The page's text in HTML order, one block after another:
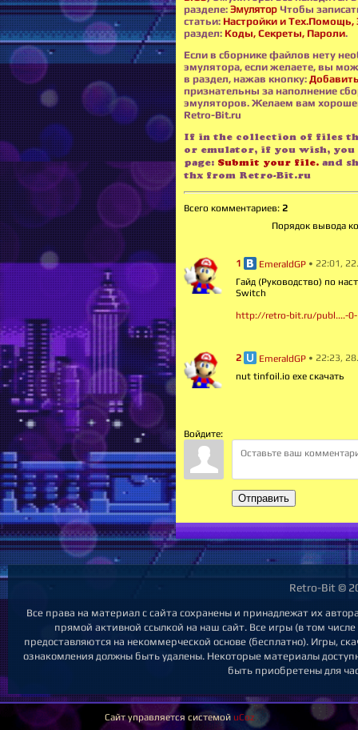
разделе: Эмулятор Чтобы
статьи: Настройки и Тех.Помощь,
раздел: Коды, Секреты, Пароли.
Если в сборнике файлов нету
эмулятора, если желаете, вы
в раздел, нажав кнопку:
признательны за наполнение
эмуляторов. Желаем вам
Retro-Bit.ru
If in the collection of files
or emulator, if you wish, you
page: Submit your file. and
thx from Retro-Bit.ru
Всего комментариев: 2
Порядок вывода
1 EmeraldGP • 22:01,
Гайд (Руководство) по
Switch
http://retro-bit.ru/publ....-
2 EmeraldGP • 22:23,
nut tinfoil.io exe скачать
Войдите:
Отправить
Retro-Bit ©
Все права на материал с сайта сохранены и принадлежат их
прямой активной ссылкой на наш сайт. Все игры (в том
предоставляются на некоммерческой основе (бесплатно). Игры,
ознакомления должны быть удалены. Некоторые материалы
быть приобретены для
Сайт управляется системой uCoz